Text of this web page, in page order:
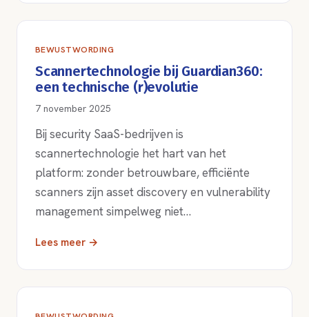
BEWUSTWORDING
Scannertechnologie bij Guardian360:
een technische (r)evolutie
7 november 2025
Bij security SaaS-bedrijven is
scannertechnologie het hart van het
platform: zonder betrouwbare, efficiënte
scanners zijn asset discovery en vulnerability
management simpelweg niet…
Lees meer →